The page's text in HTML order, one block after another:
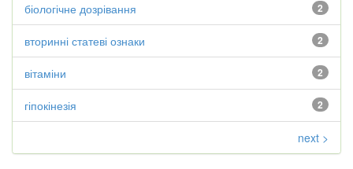
2
біологічне дозрівання
2
вторинні статеві ознаки
2
вітаміни
2
гіпокінезія
next >